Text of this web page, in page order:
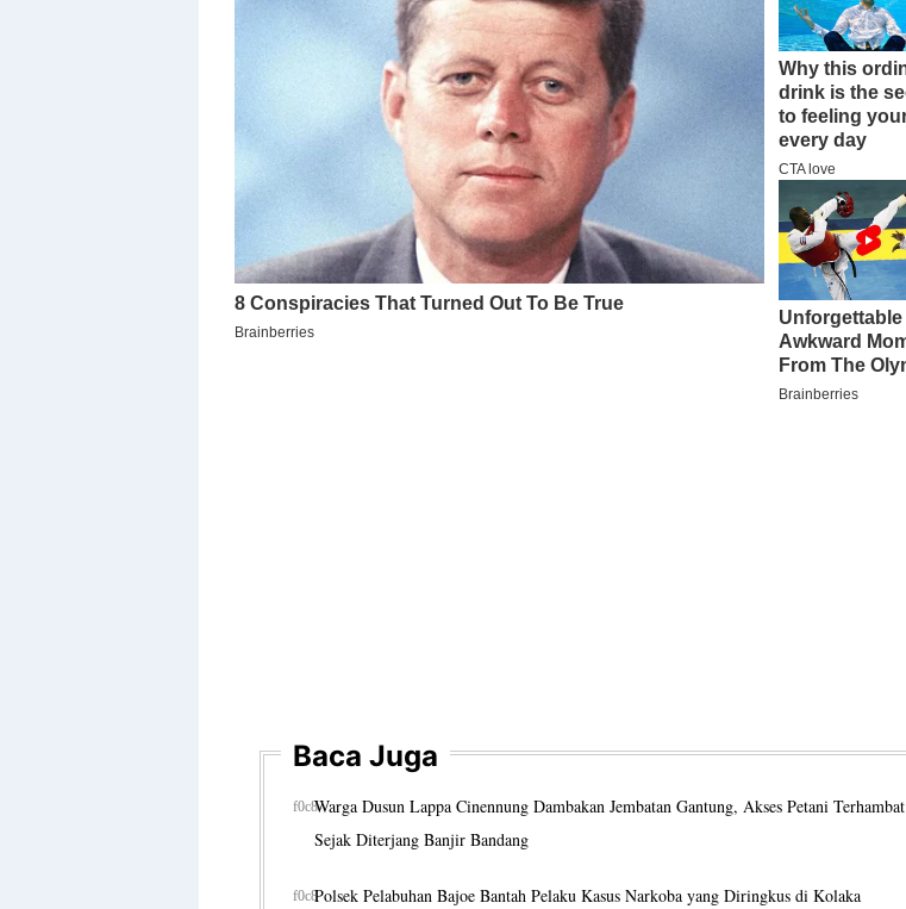
Baca Juga
Warga Dusun Lappa Cinennung Dambakan Jembatan Gantung, Akses Petani Terhambat
Sejak Diterjang Banjir Bandang
Polsek Pelabuhan Bajoe Bantah Pelaku Kasus Narkoba yang Diringkus di Kolaka